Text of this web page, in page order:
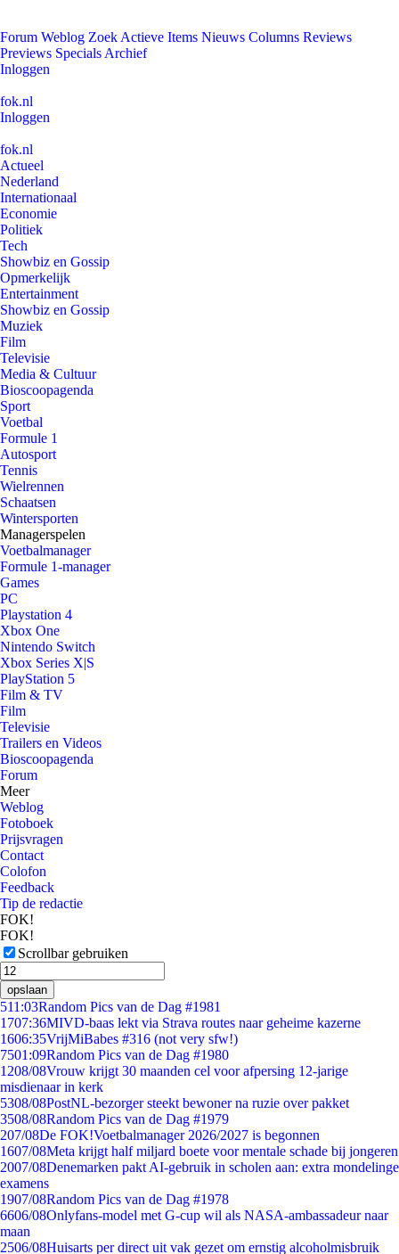
Forum Weblog Zoek Actieve Items Nieuws Columns Reviews
Previews Specials Archief
Inloggen
fok.nl
Inloggen
fok.nl
Actueel
Nederland
Internationaal
Economie
Politiek
Tech
Showbiz en Gossip
Opmerkelijk
Entertainment
Showbiz en Gossip
Muziek
Film
Televisie
Media & Cultuur
Bioscoopagenda
Sport
Voetbal
Formule 1
Autosport
Tennis
Wielrennen
Schaatsen
Wintersporten
Managerspelen
Voetbalmanager
Formule 1-manager
Games
PC
Playstation 4
Xbox One
Nintendo Switch
Xbox Series X|S
PlayStation 5
Film & TV
Film
Televisie
Trailers en Videos
Bioscoopagenda
Forum
Meer
Weblog
Fotoboek
Prijsvragen
Contact
Colofon
Feedback
Tip de redactie
FOK!
FOK!
Scrollbar gebruiken
opslaan
511:03Random Pics van de Dag #1981
1707:36MIVD-baas lekt via Strava routes naar geheime kazerne
1606:35VrijMiBabes #316 (not very sfw!)
7501:09Random Pics van de Dag #1980
1208/08Vrouw krijgt 30 maanden cel voor afpersing 12-jarige
misdienaar in kerk
5308/08PostNL-bezorger steekt bewoner na ruzie over pakket
3508/08Random Pics van de Dag #1979
207/08De FOK!Voetbalmanager 2026/2027 is begonnen
1607/08Meta krijgt half miljard boete voor mentale schade bij jongeren
2007/08Denemarken pakt AI-gebruik in scholen aan: extra mondelinge
examens
1907/08Random Pics van de Dag #1978
6606/08Onlyfans-model met G-cup wil als NASA-ambassadeur naar
maan
2506/08Huisarts per direct uit vak gezet om ernstig alcoholmisbruik